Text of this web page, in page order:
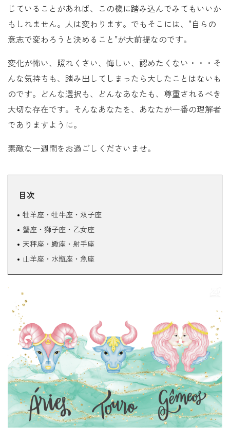
じていることがあれば、この機に踏み込んでみてもいいか
もしれません。人は変わります。でもそこには、”自らの
意志で変わろうと決めること”が大前提なのです。
変化が怖い、照れくさい、悔しい、認めたくない・・・そ
んな気持ちも、踏み出してしまったら大したことはないも
のです。どんな選択も、どんなあなたも、尊重されるべき
大切な存在です。そんなあなたを、あなたが一番の理解者
でありますように。
素敵な一週間をお過ごしくださいませ。
目次
牡羊座・牡牛座・双子座
蟹座・獅子座・乙女座
天秤座・蠍座・射手座
山羊座・水瓶座・魚座